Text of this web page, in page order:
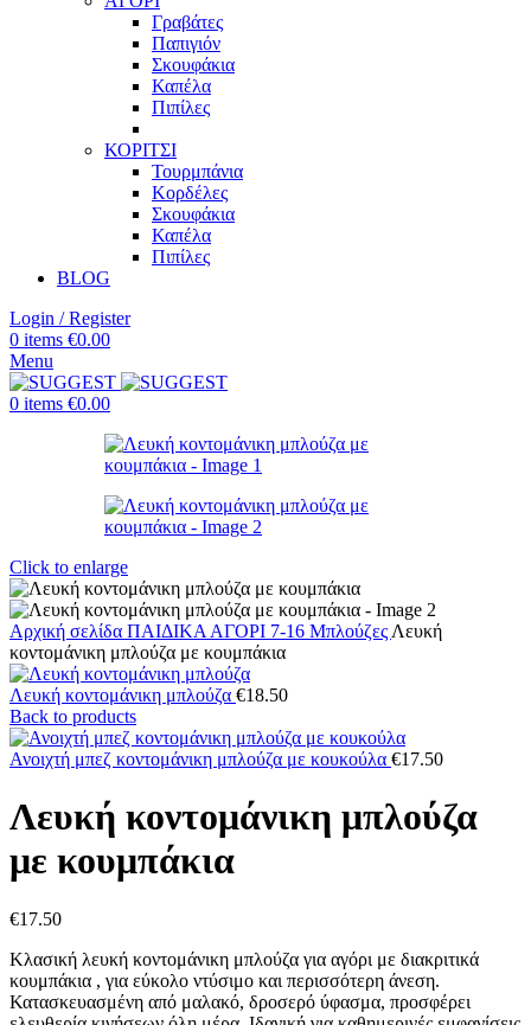
Γραβάτες
Παπιγιόν
Σκουφάκια
Καπέλα
Πιπίλες
ΚΟΡΙΤΣΙ
Τουρμπάνια
Κορδέλες
Σκουφάκια
Καπέλα
Πιπίλες
BLOG
Login / Register
0 items €0.00
Menu
0 items €0.00
Click to enlarge
Αρχική σελίδα ΠΑΙΔΙΚΑ ΑΓΟΡΙ 7-16 Μπλούζες Λευκή
κοντομάνικη μπλούζα με κουμπάκια
Λευκή κοντομάνικη μπλούζα €18.50
Back to products
Ανοιχτή μπεζ κοντομάνικη μπλούζα με κουκούλα €17.50
Λευκή κοντομάνικη μπλούζα
με κουμπάκια
€17.50
Κλασική λευκή κοντομάνικη μπλούζα για αγόρι με διακριτικά
κουμπάκια , για εύκολο ντύσιμο και περισσότερη άνεση.
Κατασκευασμένη από μαλακό, δροσερό ύφασμα, προσφέρει